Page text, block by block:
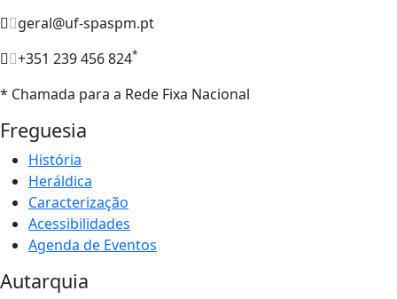
geral@uf-spaspm.pt
+351 239 456 824*
* Chamada para a Rede Fixa Nacional
Freguesia
História
Heráldica
Caracterização
Acessibilidades
Agenda de Eventos
Autarquia